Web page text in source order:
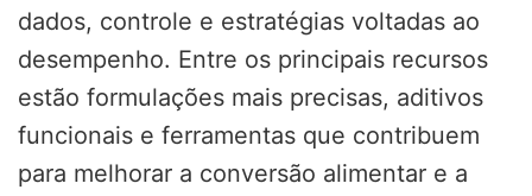
dados, controle e estratégias voltadas ao
desempenho. Entre os principais recursos
estão formulações mais precisas, aditivos
funcionais e ferramentas que contribuem
para melhorar a conversão alimentar e a